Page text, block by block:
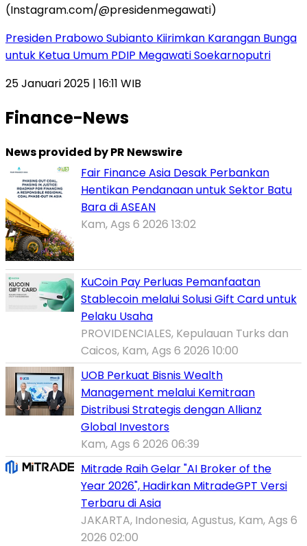
Presiden Prabowo Subianto Kiirimkan Karangan Bunga
untuk Ketua Umum PDIP Megawati Soekarnoputri
25 Januari 2025 | 16:11 WIB
Finance-News
News provided by PR Newswire
Fair Finance Asia Desak Perbankan
Hentikan Pendanaan untuk Sektor Batu
Bara di ASEAN
Kam, Ags 6 2026 13:02
KuCoin Pay Perluas Pemanfaatan
Stablecoin melalui Solusi Gift Card untuk
Pelaku Usaha
PROVIDENCIALES, Kepulauan Turks dan
Caicos, Kam, Ags 6 2026 10:00
UOB Perkuat Bisnis Wealth
Management melalui Kemitraan
Distribusi Strategis dengan Allianz
Global Investors
Kam, Ags 6 2026 06:39
Mitrade Raih Gelar "AI Broker of the
Year 2026", Hadirkan MitradeGPT Versi
Terbaru di Asia
JAKARTA, Indonesia, Agustus, Kam, Ags 6
2026 02:00